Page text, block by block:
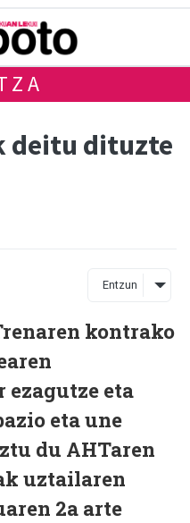
deitu dituzte
Entzun
kontrako
eta
eta une
du AHTaren
uztailaren
2a arte